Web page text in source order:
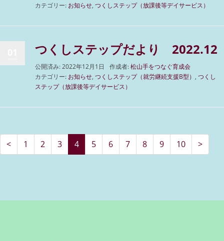
カテゴリー: お知らせ, つくしステップ（放課後等デイサービス）
つくしステップだより 2022.12
公開済み: 2022年12月1日 作成者:松山手をつなぐ育成会
カテゴリー: お知らせ, つくしステップ（就労継続支援B型） , つくし
ステップ（放課後等デイサービス）
< 1 2 3 4 5 6 7 8 9 10 >